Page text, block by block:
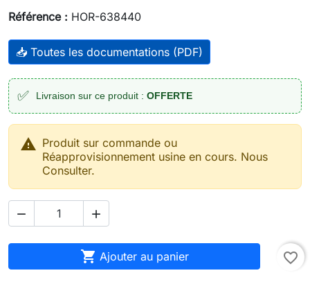
Référence : HOR-638440
📥 Toutes les documentations (PDF)
✅ Livraison sur ce produit : OFFERTE
 Produit sur commande ou
Réapprovisionnement usine en cours. Nous
Consulter.
 
 Ajouter au panier favorite_border